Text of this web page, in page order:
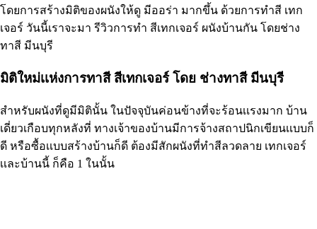
โดยการสร้างมิติของผนังให้ดู มีออร่า มากขึ้น ด้วยการทำสี เทก
เจอร์ วันนี้เราจะมา รีวิวการทำ สีเทกเจอร์ ผนังบ้านกัน โดยช่าง
ทาสี มีนบุรี
มิติใหม่เเห่งการทาสี สีเทกเจอร์ โดย ช่างทาสี มีนบุรี
สำหรับผนังที่ดูมีมิตินั้น ในปัจจุบันค่อนข้างที่จะร้อนเเรงมาก บ้าน
เดี่ยวเกือบทุกหลังที่ ทางเจ้าของบ้านมีการจ้างสถาปนิกเขียนเเบบก็
ดี หรือซื้อเเบบสร้างบ้านก็ดี ต้องมีสักผนังที่ทำสีลวดลาย เทกเจอร์
เเละบ้านนี้ ก็คือ 1 ในนั้น